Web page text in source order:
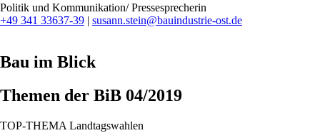
Politik und Kommunikation/ Pressesprecherin
+49 341 33637-39 | susann.stein@bauindustrie-ost.de
Bau im Blick
Themen der BiB 04/2019
TOP-THEMA Landtagswahlen